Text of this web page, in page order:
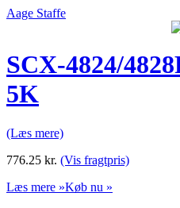
Aage Staffe
SCX-4824/
5K
(Læs mere)
776.25 kr. (Vis fragtpris)
Læs mere »Køb nu »